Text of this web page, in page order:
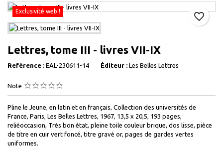
Exclusivité web !
Lettres, tome III - livres VII-IX
Reférence : EAL-230611-14 Éditeur : Les Belles Lettres
Note
Pline le Jeune, en latin et en français, Collection des universités de
France, Paris, Les Belles Lettres, 1967, 13,5 x 20,5, 193 pages,
reliéoccasion, Très bon état, pleine toile couleur brique, dos lisse, pièce
de titre en cuir vert foncé, titre gravé or, pages de gardes vertes
uniformes.
favorite_border